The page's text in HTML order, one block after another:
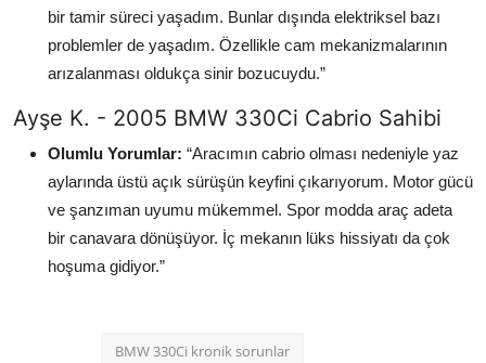
bir tamir süreci yaşadım. Bunlar dışında elektriksel bazı
problemler de yaşadım. Özellikle cam mekanizmalarının
arızalanması oldukça sinir bozucuydu.”
Ayşe K. - 2005 BMW 330Ci Cabrio Sahibi
Olumlu Yorumlar: “Aracımın cabrio olması nedeniyle yaz
aylarında üstü açık sürüşün keyfini çıkarıyorum. Motor gücü
ve şanzıman uyumu mükemmel. Spor modda araç adeta
bir canavara dönüşüyor. İç mekanın lüks hissiyatı da çok
hoşuma gidiyor.”
BMW 330Ci kronik sorunlar